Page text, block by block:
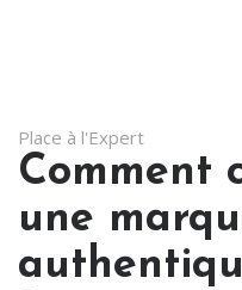
Place à l'Expert
Comment
une